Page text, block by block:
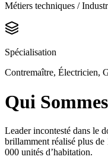
Métiers techniques /
Spécialisation
Contremaître, Électricien,
Qui
Leader incontesté dans le
brillamment réalisé plus de
000 unités d’habitation.